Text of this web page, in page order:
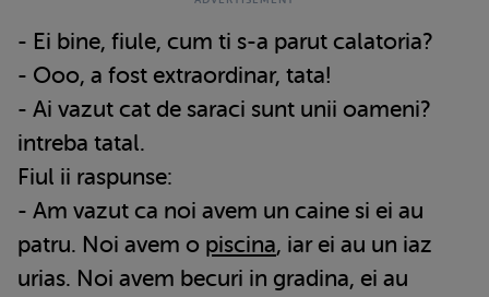
- Ei bine, fiule, cum ti s-a parut calatoria?
- Ooo, a fost extraordinar, tata!
- Ai vazut cat de saraci sunt unii oameni?
intreba tatal.
Fiul ii raspunse:
- Am vazut ca noi avem un caine si ei au
patru. Noi avem o piscina, iar ei au un iaz
urias. Noi avem becuri in gradina, ei au